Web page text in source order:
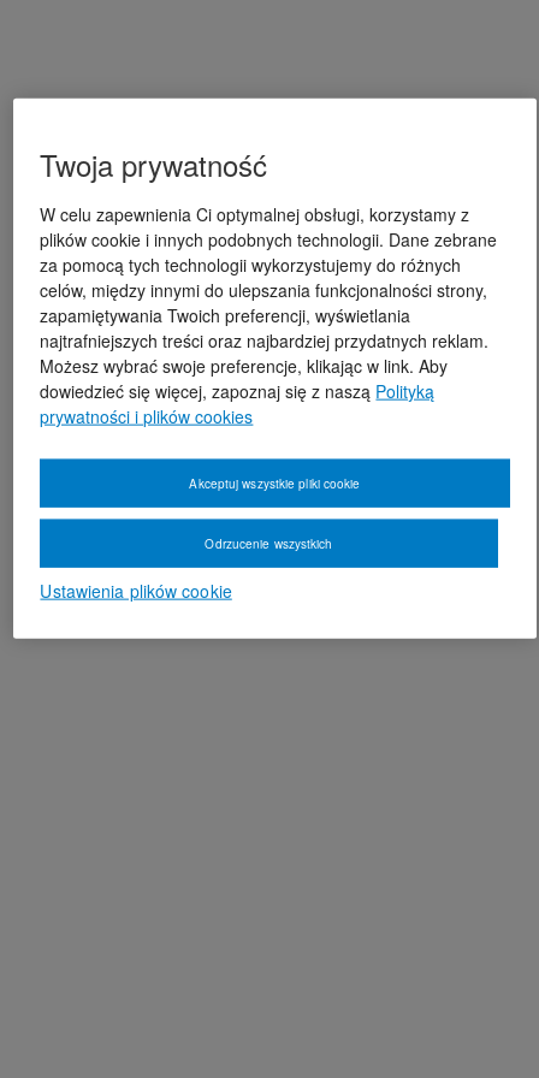
Twoja prywatność
W celu zapewnienia Ci optymalnej obsługi, korzystamy z
plików cookie i innych podobnych technologii. Dane zebrane
za pomocą tych technologii wykorzystujemy do różnych
celów, między innymi do ulepszania funkcjonalności strony,
zapamiętywania Twoich preferencji, wyświetlania
najtrafniejszych treści oraz najbardziej przydatnych reklam.
Możesz wybrać swoje preferencje, klikając w link. Aby
dowiedzieć się więcej, zapoznaj się z naszą Polityką
prywatności i plików cookies
Ustawienia plików cookie
Odrzucenie wszystkich
Akceptuj wszystkie pliki cookie